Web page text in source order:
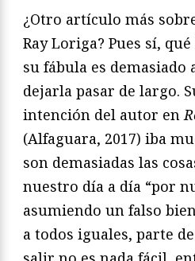
¿Otro artículo más
Ray Loriga? Pues sí,
su fábula es demasiado
dejarla pasar de largo.
intención del autor en
(Alfaguara, 2017) iba
son demasiadas las
nuestro día a día “por
asumiendo un falso
a todos iguales, parte